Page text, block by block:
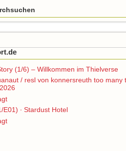
(1/6) – Willkommen im Thielverse
/ resl von konnersreuth too many
E01) ∙ Stardust Hotel